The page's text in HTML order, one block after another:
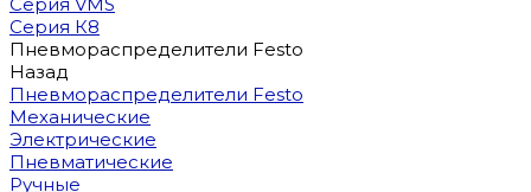
Серия К8
Пневмораспределители Festo
Назад
Пневмораспределители Festo
Механические
Электрические
Пневматические
Ручные